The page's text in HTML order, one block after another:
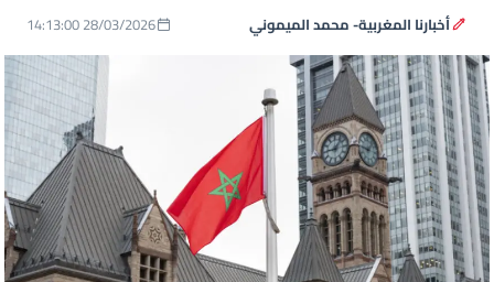
أخبارنا المغربية- محمد الميموني 28/03/2026 14:13:00